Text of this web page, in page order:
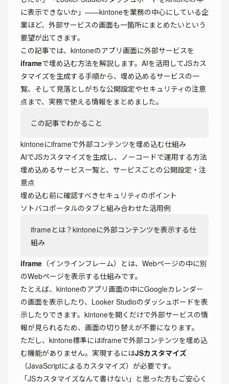
に表示できないか」——kintoneを業務の中心にしている企
業ほど、外部サービスの画面も一箇所にまとめたいという
要望が出てきます。
この記事では、kintoneのアプリ画面に外部サービスを
iframeで埋め込む方法を解説します。AIを活用してJSカス
タマイズを生成する手順から、埋め込めるサービスの一
覧、そして見落としがちな公開設定やセキュリティの注意
点まで、実務で使える情報をまとめました。
この記事でわかること
kintoneにiframeで外部コンテンツを埋め込む仕組み
AIでJSカスタマイズを生成し、ノーコードで運用する方法
埋め込めるサービス一覧と、サービスごとの公開設定・注
意点
埋め込む前に確認すべきセキュリティのポイント
ソトバコポータルのタブと組み合わせた活用例
iframeとは？kintoneに外部コンテンツを表示する仕
組み
iframe （インラインフレーム）とは、Webページの中に別
のWebページを表示する仕組みです。
たとえば、kintoneのアプリ画面の中にGoogleカレンダー
の画面を表示したり、Looker Studioのダッシュボードを表
示したりできます。kintoneを開くだけで外部サービスの情
報が見られるため、画面の切り替えが不要になります。
ただし、kintone標準にはiframeで外部コンテンツを埋め込
む機能がありません。実現するにはJSカスタマイズ
（JavaScriptによるカスタマイズ）が必要です。
「JSカスタマイズなんて書けない」と思った方もご安心く